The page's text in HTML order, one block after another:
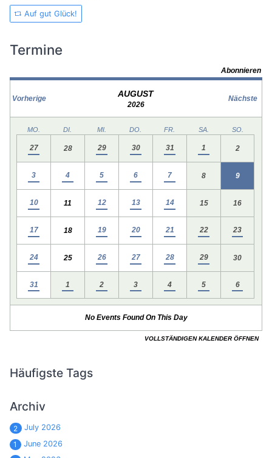
Auf gut Glück!
Termine
Häufigste Tags
Archiv
2
July 2026
1
June 2026